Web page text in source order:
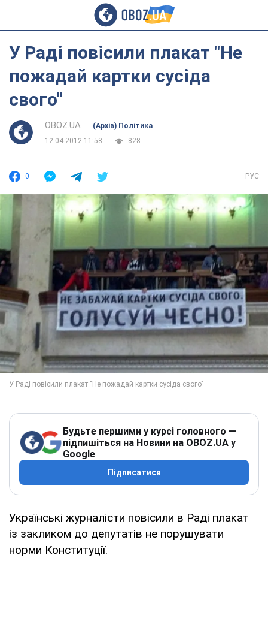
У Раді повісили плакат "Не
пожадай картки сусіда
свого"
OBOZ.UA
(Архів) Політика
12.04.2012 11:58
828
0 РУС
Будьте першими у курсі головного —
підпишіться на Новини на OBOZ.UA у
Google
Підписатися
Українські журналісти повісили в Раді плакат
із закликом до депутатів не порушувати
норми Конституції.